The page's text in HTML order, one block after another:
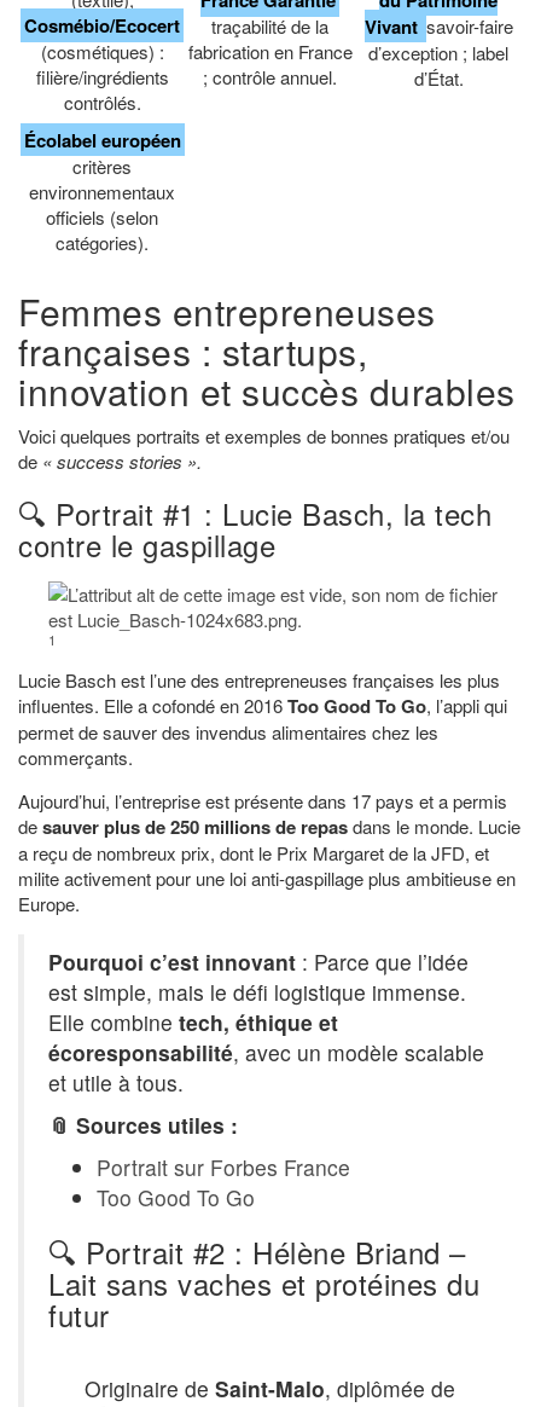
Cosmébio/Ecocert
(cosmétiques) :
filière/ingrédients
contrôlés.
traçabilité de la
fabrication en France
; contrôle annuel.
Vivant savoir-faire
d’exception ; label
d’État.
Écolabel européen
critères
environnementaux
officiels (selon
catégories).
Femmes entrepreneuses
françaises : startups,
innovation et succès durables
Voici quelques portraits et exemples de bonnes pratiques et/ou
de « success stories ».
🔍 Portrait #1 : Lucie Basch, la tech
contre le gaspillage
1
Lucie Basch est l’une des entrepreneuses françaises les plus
influentes. Elle a cofondé en 2016Too Good To Go, l’appli qui
permet de sauver des invendus alimentaires chez les
commerçants.
Aujourd’hui, l’entreprise est présente dans 17 pays et a permis
desauver plus de 250 millions de repasdans le monde. Lucie
a reçu de nombreux prix, dont le Prix Margaret de la JFD, et
milite activement pour une loi anti-gaspillage plus ambitieuse en
Europe.
Pourquoi c’est innovant : Parce que l’idée
est simple, mais le défi logistique immense.
Elle combine tech, éthique et
écoresponsabilité, avec un modèle scalable
et utile à tous.
📎 Sources utiles :
Portrait sur Forbes France
Too Good To Go
🔍 Portrait #2 : Hélène Briand –
Lait sans vaches et protéines du
futur
Originaire de Saint-Malo, diplômée de